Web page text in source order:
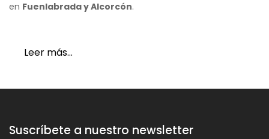
en Fuenlabrada y Alcorcón.
Leer más…
Suscríbete a nuestro newsletter